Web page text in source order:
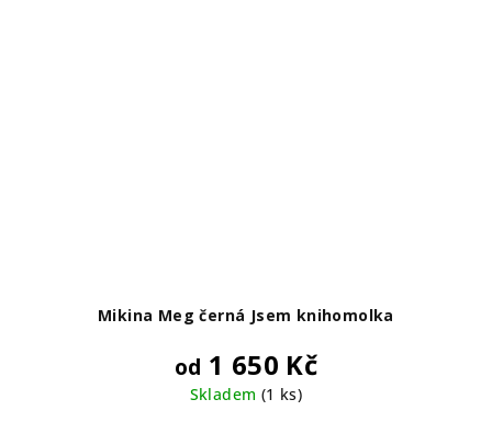
Mikina Meg černá Jsem knihomolka
od 1 650 Kč
Skladem (1 ks)